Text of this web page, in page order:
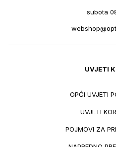
subota
UVJETI
OPĆI UVJETI
UVJETI
POJMOVI ZA